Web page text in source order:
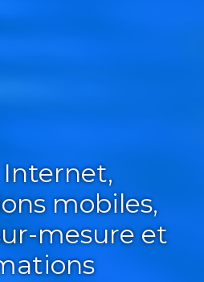
Internet,
mobiles,
mesure et